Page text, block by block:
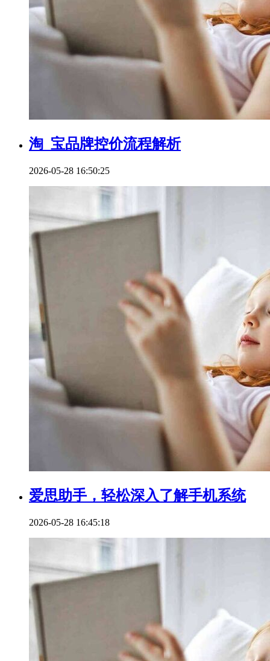
淘_宝品牌控价流程解析
2026-05-28 16:50:25
爱思助手，轻松深入了解手机系统
2026-05-28 16:45:18